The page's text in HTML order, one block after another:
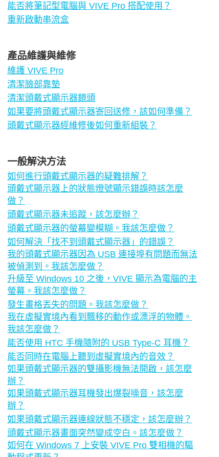
能否將筆記型電腦與 VIVE Pro 搭配使用？
重新啟動串流盒
產品維護與維修
維護 VIVE Pro
清潔臉部靠墊
清潔頭戴式顯示器鏡頭
如果要將頭戴式顯示器寄回送修，該如何準備？
頭戴式顯示器經維修後如何重新組裝？
一般解決方法
如何進行頭戴式顯示器的疑難排解？
頭戴式顯示器上的狀態燈號顯示錯誤時該怎麼
做？
頭戴式顯示器未追蹤，該怎麼辦？
頭戴式顯示器的螢幕變模糊。我該怎麼做？
如何解決「找不到頭戴式顯示器」的錯誤？
我的頭戴式顯示器因為 USB 連接埠有問題而無法
被偵測到。我該怎麼做？
升級至 Windows 10 之後，VIVE 顯示為電腦的主
螢幕。我該怎麼做？
發生畫格丟失的問題。我該怎麼做？
我在虛擬實境內看到飄移的動作或漂浮的物體。
我該怎麼做？
能否使用 HTC 手機隨附的 USB Type-C 耳機？
能否同時在電腦上聽到虛擬實境內的音效？
如果頭戴式顯示器的雙攝影機無法開啟，該怎麼
辦？
如果頭戴式顯示器耳機發出爆裂噪音，該怎麼
辦？
如果頭戴式顯示器連線狀態不穩定，該怎麼辦？
頭戴式顯示器畫面突然變成空白。該怎麼做？
如何在 Windows 7 上安裝 VIVE Pro 雙相機的驅